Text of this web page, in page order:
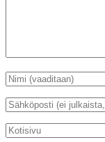
Nimi
*
Sähköposti
*
Kotisivu